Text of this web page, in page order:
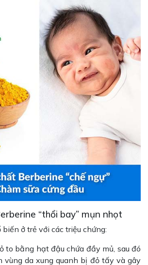
“thổi bay” mụn nhọt
ở trẻ với các triệu chứng:
to bằng hạt đậu chứa đầy mủ, sau đó
vùng da xung quanh bị đỏ tấy và gây